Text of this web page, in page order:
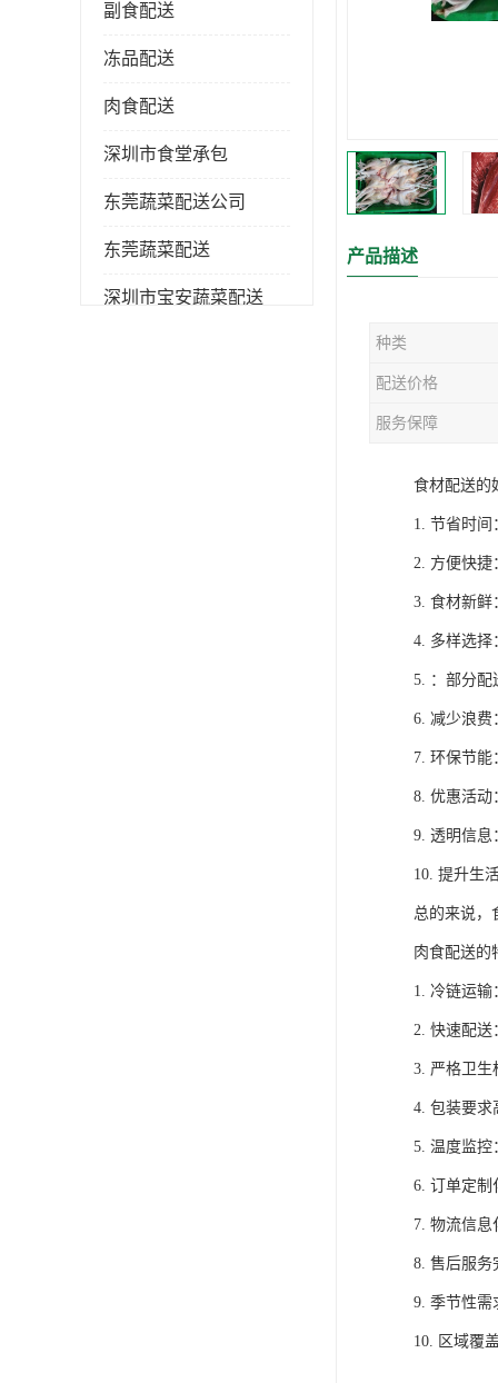
副食配送
冻品配送
肉食配送
深圳市食堂承包
东莞蔬菜配送公司
东莞蔬菜配送
深圳市宝安蔬菜配送
产品描述
种类
配送价格
服务保障
食材配送的
1. 节省时间
2. 方便快捷
3. 食材新鲜
4. 多样选择
5. ：部分配
6. 减少浪费
7. 环保节能
8. 优惠活动
9. 透明信息
10. 提升生
总的来说，
肉食配送的
1. 冷链运输
2. 快速配送
3. 严格卫生
4. 包装要求
5. 温度监控
6. 订单定制
7. 物流信息
8. 售后服务
9. 季节性需
10. 区域覆